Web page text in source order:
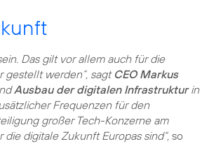
Das gilt vor allem auch für die
gestellt werden“, sagt CEO Markus
Ausbau der digitalen Infrastrukturin
Frequenzen für den
großer Tech-Konzerne am
digitale Zukunft Europas sind“, so